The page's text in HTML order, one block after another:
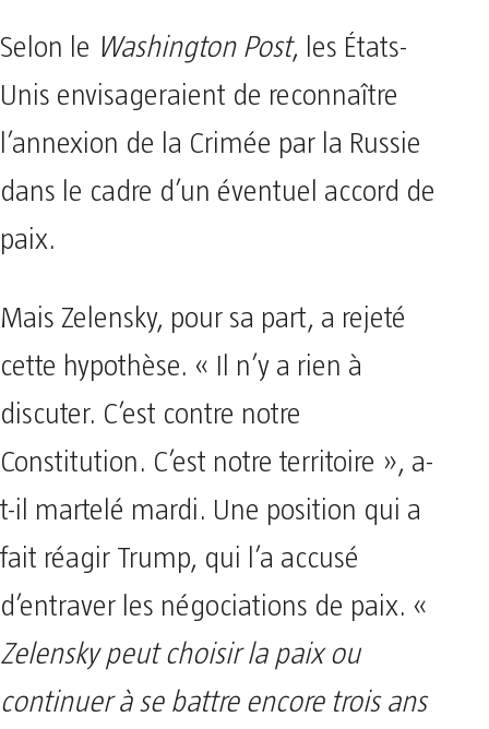
Selon le Washington Post, les États-
Unis envisageraient de reconnaître
l’annexion de la Crimée par la Russie
dans le cadre d’un éventuel accord de
paix.
Mais Zelensky, pour sa part, a rejeté
cette hypothèse. « Il n’y a rien à
discuter. C’est contre notre
Constitution. C’est notre territoire », a-
t-il martelé mardi. Une position qui a
fait réagir Trump, qui l’a accusé
d’entraver les négociations de paix. «
Zelensky peut choisir la paix ou
continuer à se battre encore trois ans